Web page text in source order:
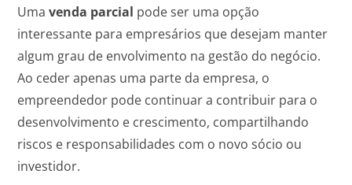
Umavenda parcial pode ser uma opção
interessante para empresários que desejam manter
algum grau de envolvimento na gestão do negócio.
Ao ceder apenas uma parte da empresa, o
empreendedor pode continuar a contribuir para o
desenvolvimento e crescimento, compartilhando
riscos e responsabilidades com o novo sócio ou
investidor.